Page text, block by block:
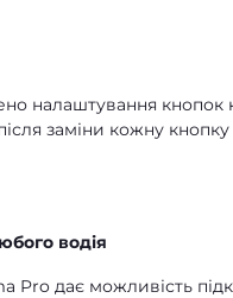
налаштування
заміни кожну
водія
Pro дає можливість